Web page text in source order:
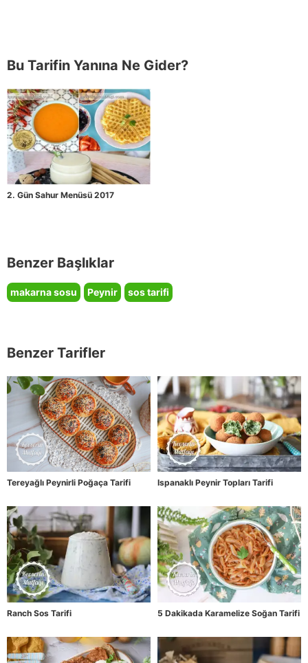
Bu Tarifin Yanına Ne Gider?
2. Gün Sahur Menüsü 2017
Benzer Başlıklar
makarna sosu Peynir sos tarifi
Benzer Tarifler
Tereyağlı Peynirli Poğaça Tarifi Ispanaklı Peynir Topları Tarifi
Ranch Sos Tarifi 5 Dakikada Karamelize Soğan Tarifi